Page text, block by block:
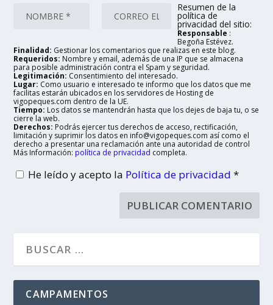
Resumen de la
política de
privacidad del sitio:
Responsable :
Begoña Estévez.
Finalidad: Gestionar los comentarios que realizas en este blog.
Requeridos: Nombre y email, además de una IP que se almacena
para posible administración contra el Spam y seguridad.
Legitimación: Consentimiento del interesado.
Lugar: Como usuario e interesado te informo que los datos que me
facilitas estarán ubicados en los servidores de Hosting de
vigopeques.com dentro de la UE.
Tiempo: Los datos se mantendrán hasta que los dejes de baja tu, o se
cierre la web.
Derechos: Podrás ejercer tus derechos de acceso, rectificación,
limitación y suprimir los datos en info@vigopeques.com así como el
derecho a presentar una reclamación ante una autoridad de control
Más Información: política de privacidad completa.
He leído y acepto la Política de privacidad*
CAMPAMENTOS